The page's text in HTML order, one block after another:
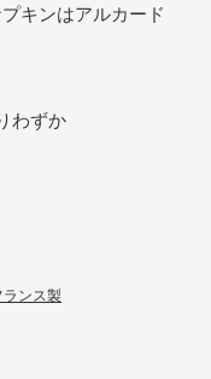
キンはアルカード
わずか
ランス製